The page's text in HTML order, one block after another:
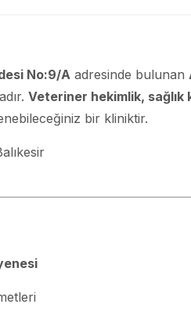
No:9/A adresinde bulunan
Veteriner hekimlik,
bir kliniktir.